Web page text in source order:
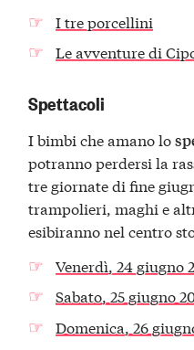
I tre porcellini
Le avventure di
Spettacoli
I bimbi che amano lo
potranno perdersi la
tre giornate di fine
trampolieri, maghi e
esibiranno nel centro
Venerdì, 24 giugno
Sabato, 25 giugno
Domenica, 26